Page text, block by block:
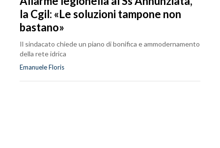
la Cgil: «Le soluzioni tampone non
bastano»
Il sindacato chiede un piano di bonifica e ammodernamento
della rete idrica
Emanuele Floris